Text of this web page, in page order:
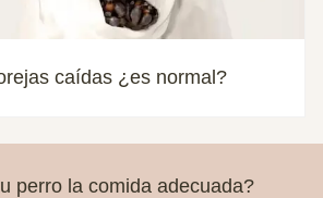
caídas ¿es normal?
perro la comida adecuada?